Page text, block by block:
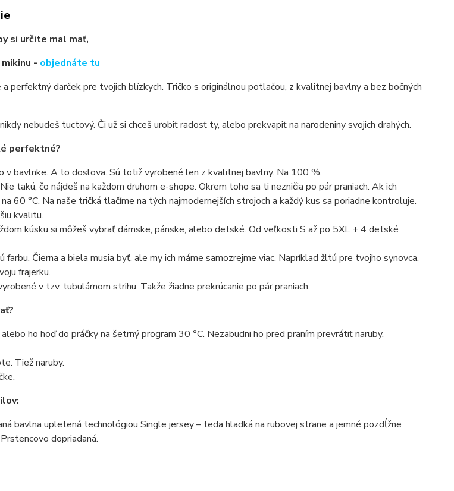
si určite mal mať,
- objednáte tu
perfektný darček pre tvojich blízkych. Tričko s originálnou potlačou, z kvalitnej bavlny a bez bočných
nebudeš tuctový. Či už si chceš urobiť radosť ty, alebo prekvapiť na narodeniny svojich drahých.
perfektné?
v bavlnke. A to doslova. Sú totiž vyrobené len z kvalitnej bavlny. Na 100 %.
takú, čo nájdeš na každom druhom e-shope. Okrem toho sa ti nezničia po pár praniach. Ak ich
60 °C. Na naše tričká tlačíme na tých najmodernejších strojoch a každý kus sa poriadne kontroluje.
kvalitu.
kúsku si môžeš vybrať dámske, pánske, alebo detské. Od veľkosti S až po 5XL + 4 detské
farbu. Čierna a biela musia byť, ale my ich máme samozrejme viac. Napríklad žltú pre tvojho synovca,
frajerku.
v tzv. tubulárnom strihu. Takže žiadne prekrúcanie po pár praniach.
ho hoď do práčky na šetrný program 30 °C. Nezabudni ho pred praním prevrátiť naruby.
Tiež naruby.
bavlna upletená technológiou Single jersey – teda hladká na rubovej strane a jemné pozdĺžne
dopriadaná.